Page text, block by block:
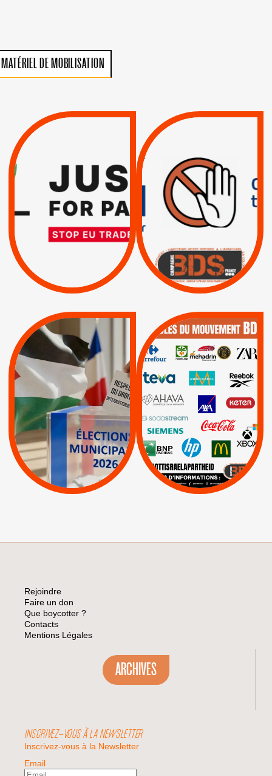
MATÉRIEL DE MOBILISATION
VIOLATIONS DES
SUSPENSION
TOTALE DE
L’ACCORD
D’ASSOCIATION UE-
ISRAËL
| Pétitions
INTERNATIONAL ?
TRUMP, MACRON :
MÊME COMBAT
| Actus |
| Boycott militaire |
Lettres d'interpellation
MUNICIPALES 2026 :
JE VOTE POUR LE
RESPECT DU DROIT
INTERNATIONAL EN
PALESTINE
APPELS | Actus |
Espaces Sans
Apartheid
| Lettres d'interpellation
QUE BOYCOTTER ?
BOYCOTT /
AXA BNP | CAF |
Carrefour | HP |
Keter |
Livres et brochures |
Mehadrin | PUMA
Sodastream |
Visuels, tracts,
affiches,...
Rejoindre
Faire un don
Que boycotter ?
Contacts
Mentions Légales
ARCHIVES
INSCRIVEZ-VOUS À LA NEWSLETTER
Inscrivez-vous à la Newsletter
Email